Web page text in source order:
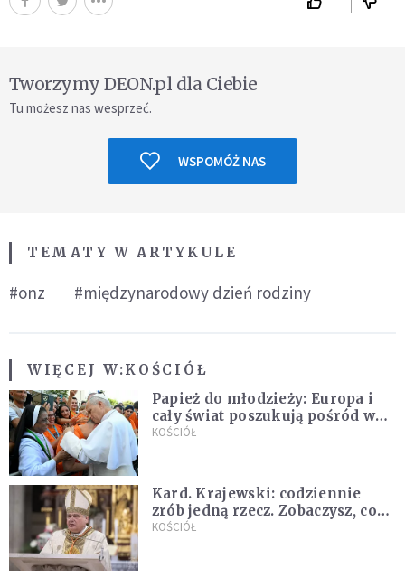
Tworzymy DEON.pl dla Ciebie
Tu możesz nas wesprzeć.
WSPOMÓŻ NAS
TEMATY W ARTYKULE
#onz #międzynarodowy dzień rodziny
WIĘCEJ W:KOŚCIÓŁ
Papież do młodzieży: Europa i
cały świat poszukują pośród was
nowych świętych
KOŚCIÓŁ
Kard. Krajewski: codziennie
zrób jedną rzecz. Zobaczysz, co
stanie się z twoim życiem
KOŚCIÓŁ